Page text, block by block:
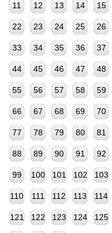
11 12 13 14 15
22 23 24 25 26
33 34 35 36 37
44 45 46 47 48
55 56 57 58 59
66 67 68 69 70
77 78 79 80 81
88 89 90 91 92
99 100 101 102 103
110 111 112 113 114
121 122 123 124 125